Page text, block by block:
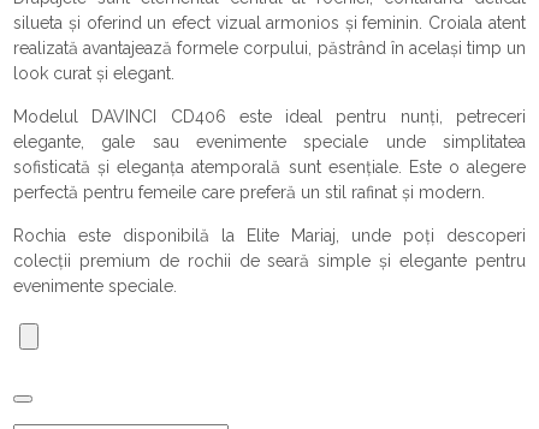
silueta și oferind un efect vizual armonios și feminin. Croiala atent
realizată avantajează formele corpului, păstrând în același timp un
look curat și elegant.
Modelul DAVINCI CD406 este ideal pentru nunți, petreceri
elegante, gale sau evenimente speciale unde simplitatea
sofisticată și eleganța atemporală sunt esențiale. Este o alegere
perfectă pentru femeile care preferă un stil rafinat și modern.
Rochia este disponibilă la Elite Mariaj, unde poți descoperi
colecții premium de rochii de seară simple și elegante pentru
evenimente speciale.